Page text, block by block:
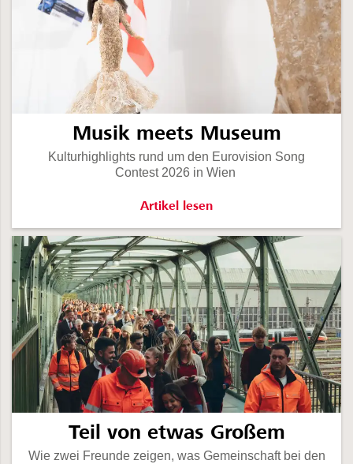
Musik meets Museum
Kulturhighlights rund um den Eurovision Song
Contest 2026 in Wien
Musik meets Museum -
Artikel lesen
Teil von etwas Großem
Wie zwei Freunde zeigen, was Gemeinschaft bei den